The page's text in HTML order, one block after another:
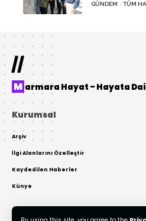
GÜNDEM TÜM
//
Marmara Hayat – Hayata
Kurumsal
Arşiv
İlgi Alanlarını Özelleştir
Kaydedilen Haberler
Künye